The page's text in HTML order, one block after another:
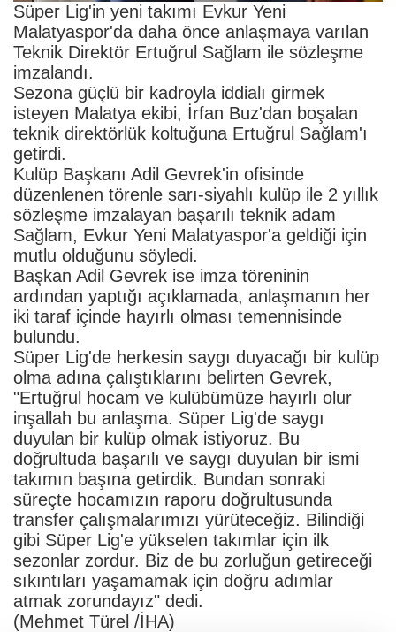
Süper Lig'in yeni takımı Evkur Yeni
Malatyaspor'da daha önce anlaşmaya varılan
Teknik Direktör Ertuğrul Sağlam ile sözleşme
imzalandı.
Sezona güçlü bir kadroyla iddialı girmek
isteyen Malatya ekibi, İrfan Buz'dan boşalan
teknik direktörlük koltuğuna Ertuğrul Sağlam'ı
getirdi.
Kulüp Başkanı Adil Gevrek'in ofisinde
düzenlenen törenle sarı-siyahlı kulüp ile 2 yıllık
sözleşme imzalayan başarılı teknik adam
Sağlam, Evkur Yeni Malatyaspor'a geldiği için
mutlu olduğunu söyledi.
Başkan Adil Gevrek ise imza töreninin
ardından yaptığı açıklamada, anlaşmanın her
iki taraf içinde hayırlı olması temennisinde
bulundu.
Süper Lig'de herkesin saygı duyacağı bir kulüp
olma adına çalıştıklarını belirten Gevrek,
"Ertuğrul hocam ve kulübümüze hayırlı olur
inşallah bu anlaşma. Süper Lig'de saygı
duyulan bir kulüp olmak istiyoruz. Bu
doğrultuda başarılı ve saygı duyulan bir ismi
takımın başına getirdik. Bundan sonraki
süreçte hocamızın raporu doğrultusunda
transfer çalışmalarımızı yürüteceğiz. Bilindiği
gibi Süper Lig'e yükselen takımlar için ilk
sezonlar zordur. Biz de bu zorluğun getireceği
sıkıntıları yaşamamak için doğru adımlar
atmak zorundayız" dedi.
(Mehmet Türel /İHA)